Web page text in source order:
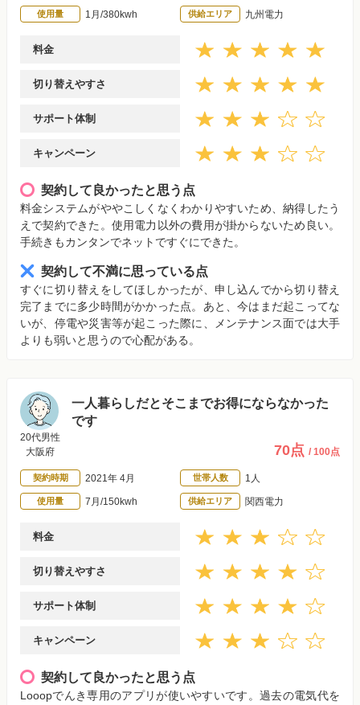
使用量 1月/380kwh 供給エリア 九州電力
料金
切り替えやすさ
サポート体制
キャンペーン
契約して良かったと思う点
料金システムがややこしくなくわかりやすいため、納得したう
えで契約できた。使用電力以外の費用が掛からないため良い。
手続きもカンタンでネットですぐにできた。
契約して不満に思っている点
すぐに切り替えをしてほしかったが、申し込んでから切り替え
完了までに多少時間がかかった点。あと、今はまだ起こってな
いが、停電や災害等が起こった際に、メンテナンス面では大手
よりも弱いと思うので心配がある。
一人暮らしだとそこまでお得にならなかった
です
20代男性
大阪府
70点 / 100点
契約時期 2021年 4月 世帯人数 1人
使用量 7月/150kwh 供給エリア 関西電力
料金
切り替えやすさ
サポート体制
キャンペーン
契約して良かったと思う点
Looopでんき専用のアプリが使いやすいです。過去の電気代を